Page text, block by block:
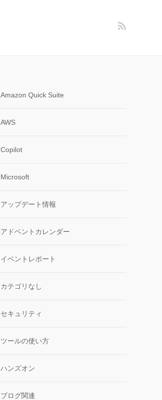
Amazon Quick Suite
AWS
Copilot
Microsoft
アップデート情報
アドベントカレンダー
イベントレポート
カテゴリなし
セキュリティ
ツールの使い方
ハンズオン
ブログ関連